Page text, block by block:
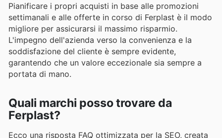
Pianificare i propri acquisti in base alle promozioni
settimanali e alle offerte in corso di Ferplast è il modo
migliore per assicurarsi il massimo risparmio.
L'impegno dell'azienda verso la convenienza e la
soddisfazione del cliente è sempre evidente,
garantendo che un valore eccezionale sia sempre a
portata di mano.
Quali marchi posso trovare da
Ferplast?
Ecco una risposta FAQ ottimizzata per la SEO, creata